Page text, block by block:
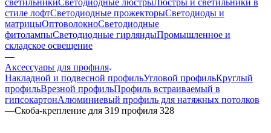
стиле лофтСветодиодные прожекторыСветодиоды и
матрицыОптоволокноСветодиодные
фитолампыСветодиодные гирляндыПромышленное и
складское освещение
—
Аксессуары для профиля
Накладной и подвесной профильУгловой профильКруглый
профильВрезной профильПрофиль встраиваемый в
гипсокартонАлюминиевый профиль для натяжных потолков
—Скоба-крепление для 319 профиля 328